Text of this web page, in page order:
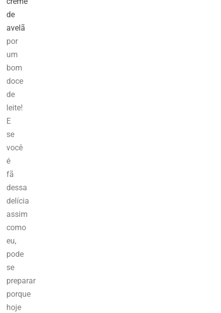
de
avelã
por
um
bom
doce
de
leite!
E
se
você
é
fã
dessa
delícia
assim
como
eu,
pode
se
preparar
porque
hoje